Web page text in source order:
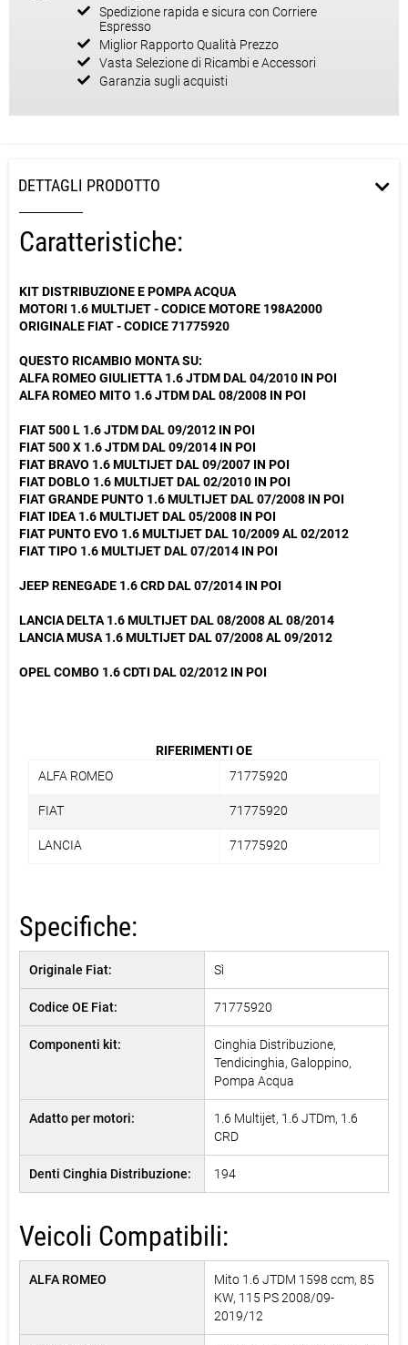
Spedizione rapida e sicura con Corriere
Espresso
Miglior Rapporto Qualità Prezzo
Vasta Selezione di Ricambi e Accessori
Garanzia sugli acquisti
DETTAGLI PRODOTTO
Caratteristiche:
KIT DISTRIBUZIONE E POMPA ACQUA
MOTORI 1.6 MULTIJET - CODICE MOTORE 198A2000
ORIGINALE FIAT - CODICE 71775920
QUESTO RICAMBIO MONTA SU:
ALFA ROMEO GIULIETTA 1.6 JTDM DAL 04/2010 IN POI
ALFA ROMEO MITO 1.6 JTDM DAL 08/2008 IN POI
FIAT 500 L 1.6 JTDM DAL 09/2012 IN POI
FIAT 500 X 1.6 JTDM DAL 09/2014 IN POI
FIAT BRAVO 1.6 MULTIJET DAL 09/2007 IN POI
FIAT DOBLO 1.6 MULTIJET DAL 02/2010 IN POI
FIAT GRANDE PUNTO 1.6 MULTIJET DAL 07/2008 IN POI
FIAT IDEA 1.6 MULTIJET DAL 05/2008 IN POI
FIAT PUNTO EVO 1.6 MULTIJET DAL 10/2009 AL 02/2012
FIAT TIPO 1.6 MULTIJET DAL 07/2014 IN POI
JEEP RENEGADE 1.6 CRD DAL 07/2014 IN POI
LANCIA DELTA 1.6 MULTIJET DAL 08/2008 AL 08/2014
LANCIA MUSA 1.6 MULTIJET DAL 07/2008 AL 09/2012
OPEL COMBO 1.6 CDTI DAL 02/2012 IN POI
RIFERIMENTI OE
ALFA ROMEO
71775920
FIAT 71775920
LANCIA 71775920
Specifiche:
Originale Fiat: Sì
Codice OE Fiat: 71775920
Componenti kit:
Cinghia Distribuzione,
Tendicinghia, Galoppino,
Pompa Acqua
Adatto per motori:
1.6 Multijet, 1.6 JTDm, 1.6
CRD
Denti Cinghia Distribuzione: 194
Veicoli Compatibili:
ALFA ROMEO
Mito 1.6 JTDM 1598 ccm, 85
KW, 115 PS 2008/09-
2019/12